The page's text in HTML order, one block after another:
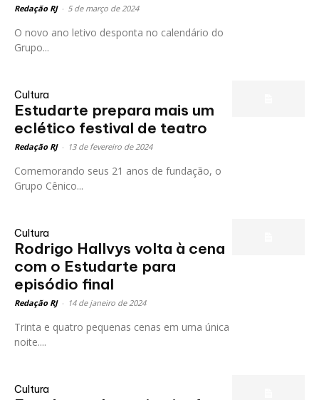
Redação RJ 5 de março de 2024
O novo ano letivo desponta no calendário do
Grupo...
Cultura
Estudarte prepara mais um
eclético festival de teatro
Redação RJ 13 de fevereiro de 2024
Comemorando seus 21 anos de fundação, o
Grupo Cênico...
Cultura
Rodrigo Hallvys volta à cena
com o Estudarte para
episódio final
Redação RJ 14 de janeiro de 2024
Trinta e quatro pequenas cenas em uma única
noite....
Cultura